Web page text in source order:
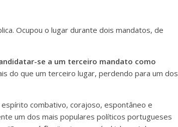
Ocupou o lugar durante dois mandatos, de
se a um terceiro mandato como
do que um terceiro lugar, perdendo para um dos
combativo, corajoso, espontâneo e
um dos mais populares políticos portugueses